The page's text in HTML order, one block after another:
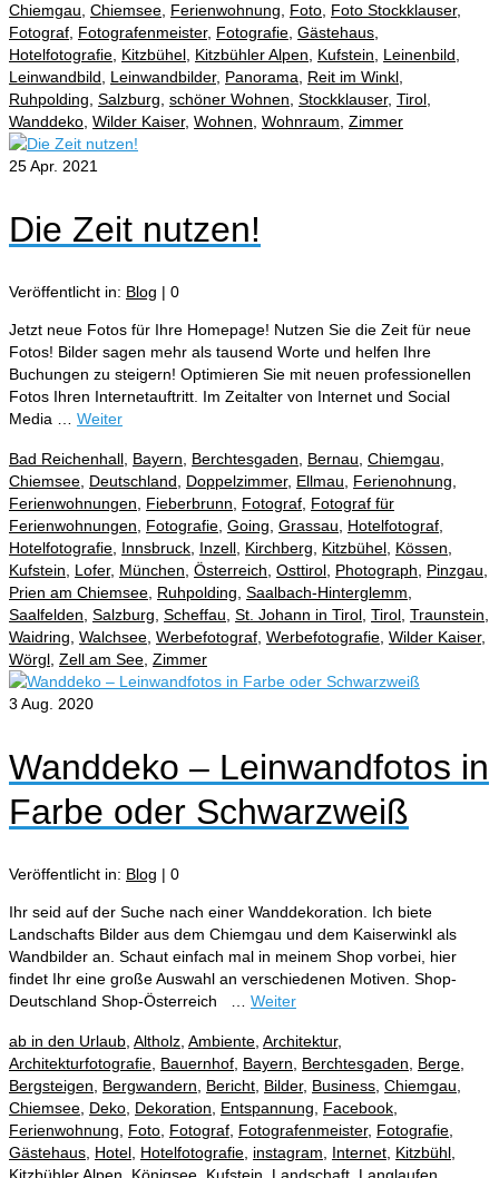
Chiemgau Chiemsee Ferienwohnung Foto Foto Stockklauser,
Fotograf Fotografenmeister, Fotografie Gästehaus
Hotelfotografie Kitzbühel Kitzbühler Alpen Kufstein Leinenbild
Leinwandbild
Leinwandbilder, Panorama Reit im Winkl
Ruhpolding Salzburg schöner Wohnen Stockklauser, Tirol
Wanddeko Wilder Kaiser, Wohnen Wohnraum Zimmer
25Apr. 2021
Die Zeit nutzen!
Veröffentlicht in: Blog | 0
Jetzt neue Fotos für Ihre Homepage! Nutzen Sie die Zeit für neue
Fotos! Bilder sagen mehr als tausend Worte und helfen Ihre
Buchungen zu steigern! Optimieren Sie mit neuen professionellen
Fotos Ihren Internetauftritt. Im Zeitalter von Internet und Social
Media … Weiter
Bad Reichenhall Bayern Berchtesgaden Bernau Chiemgau
Chiemsee Deutschland Doppelzimmer, Ellmau Ferienohnung
Ferienwohnungen
Fieberbrunn Fotograf Fotograf für
Ferienwohnungen
Fotografie Going Grassau Hotelfotograf
Hotelfotografie Innsbruck Inzell Kirchberg Kitzbühel Kössen
Kufstein
Lofer, München Österreich Osttirol Photograph Pinzgau
Prien am Chiemsee Ruhpolding Saalbach-Hinterglemm
Saalfelden Salzburg Scheffau St. Johann in Tirol Tirol Traunstein
Waidring Walchsee Werbefotograf Werbefotografie Wilder Kaiser,
Wörgl Zell am See Zimmer
3 Aug. 2020
Wanddeko – Leinwandfotos in
Farbe oder Schwarzweiß
Veröffentlicht in: Blog | 0
Ihr seid auf der Suche nach einer Wanddekoration. Ich biete
Landschafts Bilder aus dem Chiemgau und dem Kaiserwinkl als
Wandbilder an. Schaut einfach mal in meinem Shop vorbei, hier
findet Ihr eine große Auswahl an verschiedenen Motiven. Shop-
Deutschland Shop-Österreich … Weiter
ab in den Urlaub, Altholz, Ambiente, Architektur,
Architekturfotografie, Bauernhof, Bayern, Berchtesgaden, Berge,
Bergsteigen, Bergwandern, Bericht, Bilder, Business, Chiemgau,
Chiemsee, Deko, Dekoration, Entspannung, Facebook,
Ferienwohnung, Foto, Fotograf, Fotografenmeister, Fotografie,
Gästehaus, Hotel, Hotelfotografie, instagram, Internet, Kitzbühl,